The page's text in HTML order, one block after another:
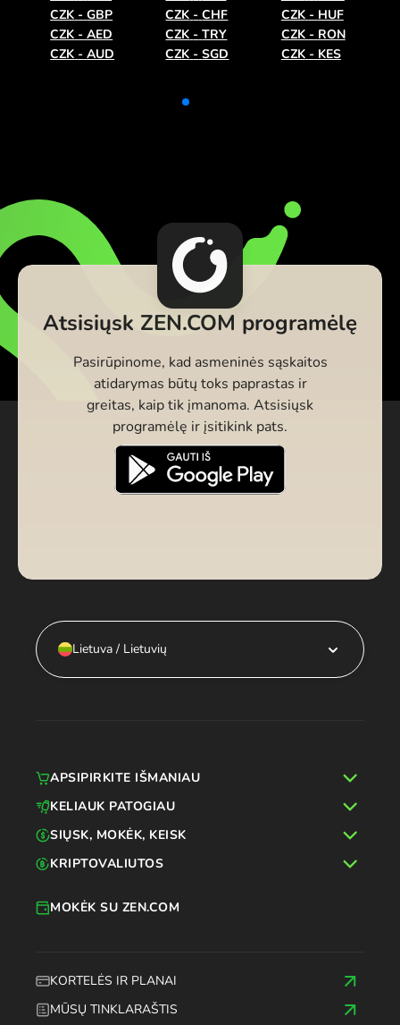
CZK - GBP CZK - CHF CZK - HUF
CZK - AED CZK - TRY CZK - RON
CZK - AUD CZK - SGD CZK - KES
Atsisiųsk ZEN.COM programėlę
Pasirūpinome, kad asmeninės sąskaitos
atidarymas būtų toks paprastas ir
greitas, kaip tik įmanoma. Atsisiųsk
programėlę ir įsitikink pats.
Lietuva / Lietuvių
KORTELĖS IR PLANAI
MŪSŲ TINKLARAŠTIS
MOKĖK SU ZEN.COM
APSIPIRKITE IŠMANIAU
KELIAUK PATOGIAU
SIŲSK, MOKĖK, KEISK
KRIPTOVALIUTOS